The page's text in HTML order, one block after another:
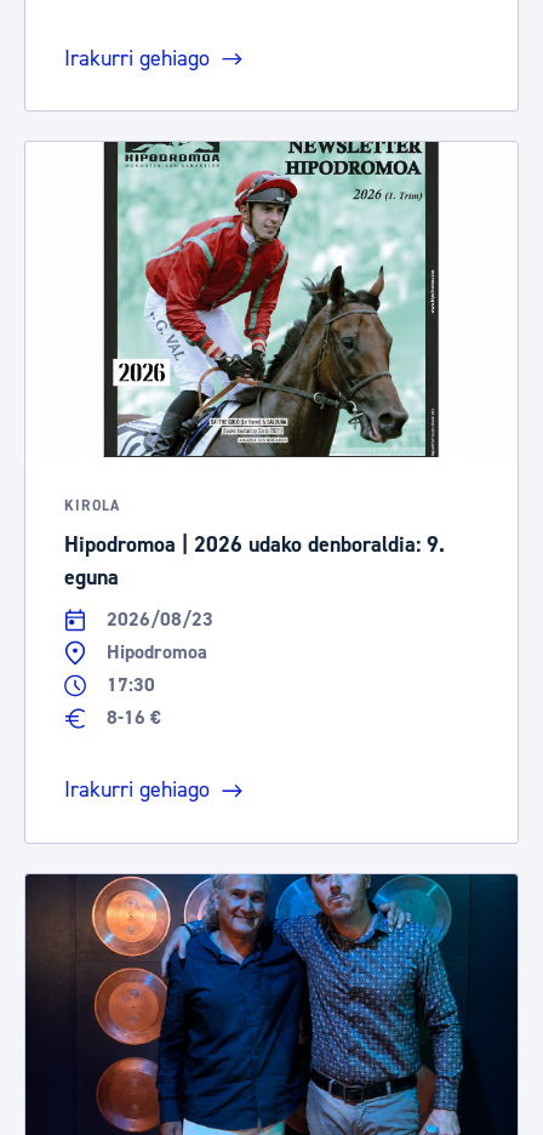
Irakurri gehiago
KIROLA
Hipodromoa | 2026 udako denboraldia: 9.
eguna
2026/08/23
Hipodromoa
17:30
8-16 €
Irakurri gehiago